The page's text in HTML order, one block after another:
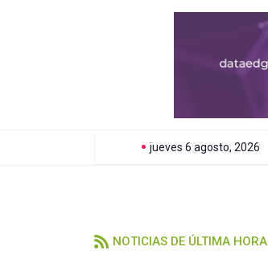
jueves 6 agosto, 2026
NOTICIAS DE ÚLTIMA HORA